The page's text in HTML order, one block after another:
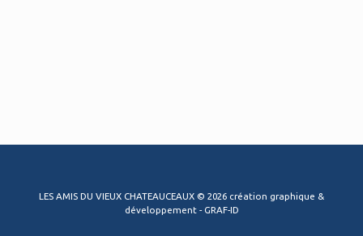
LES AMIS DU VIEUX CHATEAUCEAUX © 2026 création graphique &
développement - GRAF-ID